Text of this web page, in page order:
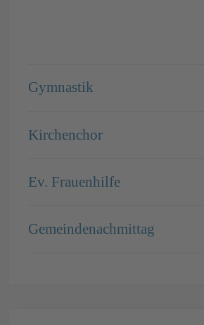
Gymnastik
Kirchenchor
Ev. Frauenhilfe
Gemeindenachmittag